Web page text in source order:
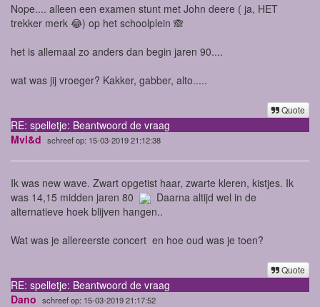
Nope.... alleen een examen stunt met John deere ( ja, HET
trekker merk 😂) op het schoolplein 🙈
het is allemaal zo anders dan begin jaren 90....
wat was jij vroeger? Kakker, gabber, alto.....
Quote
RE: spelletje: Beantwoord de vraag
Mvl&d schreef op: 15-03-2019 21:12:38
Ik was new wave. Zwart opgetist haar, zwarte kleren, kistjes. Ik
was 14,15 midden jaren 80
Daarna altijd wel in de
alternatieve hoek blijven hangen..
Wat was je allereerste concert en hoe oud was je toen?
Quote
RE: spelletje: Beantwoord de vraag
Dano schreef op: 15-03-2019 21:17:52